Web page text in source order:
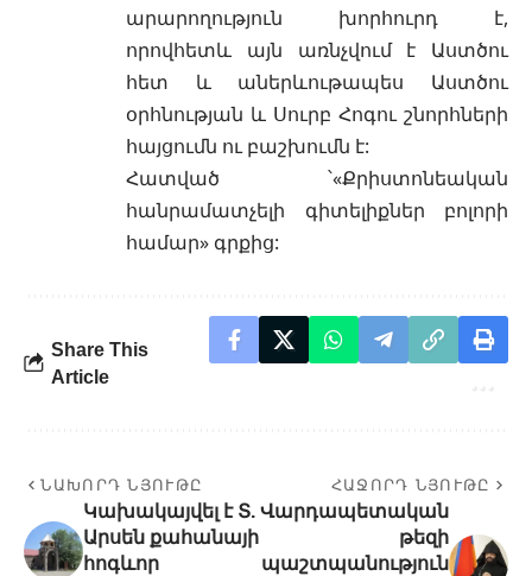
արարողություն խորհուրդ է,
որովհետև այն առնչվում է Աստծու
հետ և աներևութապես Աստծու
օրհնության և Սուրբ Հոգու շնորհների
հայցումն ու բաշխումն է:
Հատված ՝«Քրիստոնեական
հանրամատչելի գիտելիքներ բոլորի
համար» գրքից:
Share This
Article
ՆԱԽՈՐԴ ՆՅՈՒԹԸ
Կախակայվել է Տ.
Արսեն քահանայի
հոգևոր
ՀԱՋՈՐԴ ՆՅՈՒԹԸ
Վարդապետական
թեզի
պաշտպանություն